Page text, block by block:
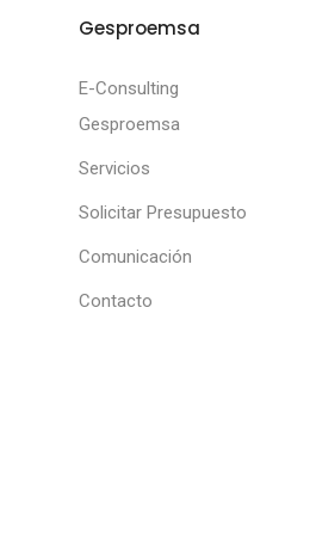
Gesproemsa
E-Consulting
Gesproemsa
Servicios
Solicitar Presupuesto
Comunicación
Contacto